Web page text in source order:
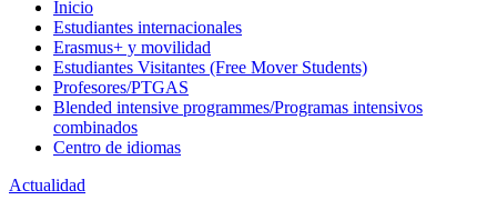
Inicio
Estudiantes internacionales
Erasmus+ y movilidad
Estudiantes Visitantes (Free Mover Students)
Profesores/PTGAS
Blended intensive programmes/Programas intensivos
combinados
Centro de idiomas
Actualidad